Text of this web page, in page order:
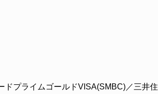
ドプライムゴールドVISA(SMBC)／三井住